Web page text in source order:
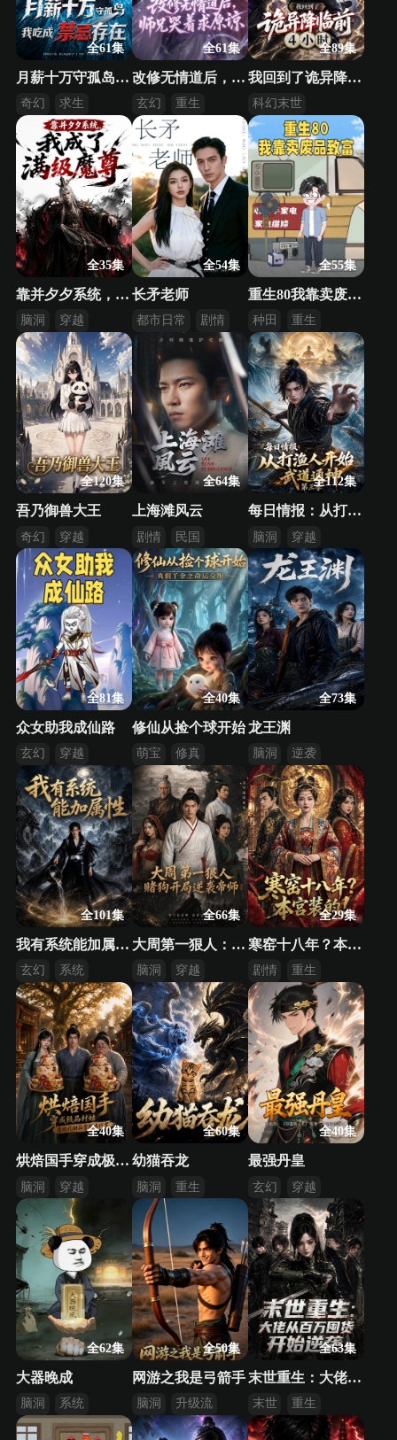
全61集
月薪十万守孤岛，我吃成禁忌存在
奇幻
求生
逆袭
全61集
改修无情道后，师兄哭着求原谅
玄幻
重生
异界
全89集
我回到了诡异降临前4小时
科幻末世
悬疑脑洞
逆袭
全35集
靠并夕夕系统，我成了满级魔尊
脑洞
穿越
系统
全54集
长矛老师
都市日常
剧情
逆袭
全55集
重生80我靠卖废品致富
种田
重生
逆袭
全120集
吾乃御兽大王
奇幻
穿越
系统
全64集
上海滩风云
剧情 民国
全112集
每日情报：从打渔人开始武道通神第三季
脑洞
穿越
系统
全81集
众女助我成仙路
玄幻
穿越
系统
全40集
修仙从捡个球开始
萌宝
修真
逆袭
全73集
龙王渊
脑洞
逆袭
都市
全101集
我有系统能加属性第2季
玄幻
系统
修真
全66集
大周第一狠人：赌狗开局逆袭帝师
脑洞
穿越
逆袭
全29集
寒窑十八年？本宫装的！
剧情
重生
逆袭
全40集
烘焙国手穿成极品村姑靠现代甜品拿捏古代胃
脑洞
穿越
逆袭
全60集
幼猫吞龙
脑洞
重生
系统
全40集
最强丹皇
玄幻
穿越
修真
全62集
大器晚成
脑洞
系统
升级流
全50集
网游之我是弓箭手
脑洞
升级流
逆袭
全63集
末世重生：大佬从百万囤货开始逆袭
末世
重生
逆袭